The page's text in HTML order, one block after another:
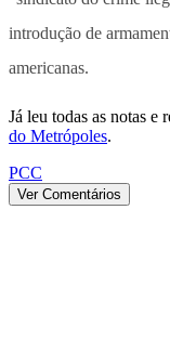
introdução de
americanas.
Já leu todas as notas e
do Metrópoles.
PCC
Ver Comentários